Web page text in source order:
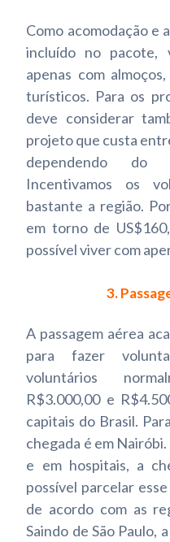
Como acomodação e
incluído no pacote,
apenas com
turísticos. Para os
deve considerar
projeto que custa
dependendo do
Incentivamos os
bastante a região.
em torno de
possível viver com
3.
A passagem aérea
para fazer
voluntários
R$3.000,00 e
capitais do Brasil.
chegada é em
e em hospitais, a
possível parcelar
de acordo com as
Saindo de São Paulo,